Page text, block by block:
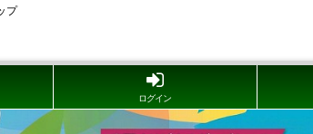
プ
ログイン